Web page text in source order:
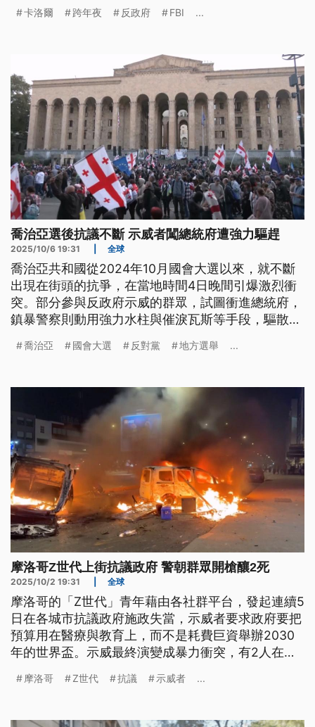
卡洛爾 跨年夜 反政府 FBI ...
喬治亞選後抗議不斷 示威者闖總統府遭強力驅趕
2025/10/6 19:31 全球
喬治亞共和國從2024年10月國會大選以來，就不斷
出現在街頭的抗爭，在當地時間4日晚間引爆激烈衝
突。部分參與反政府示威的群眾，試圖衝進總統府，
鎮暴警察則動用強力水柱與催淚瓦斯等手段，驅散越
受傷。
喬治亞 國會大選 反對黨 地方選舉 ...
摩洛哥Z世代上街抗議政府 警朝群眾開槍釀2死
2025/10/2 19:31 全球
摩洛哥的「Z世代」青年藉由各社群平台，發起連續5
日在各城市抗議政府施政失當，示威者要求政府要把
預算用在醫療與教育上，而不是耗費巨資舉辦2030
年的世界盃。示威最終演變成暴力衝突，有2人在對
受傷。
摩洛哥 Z世代 抗議 示威者 ...